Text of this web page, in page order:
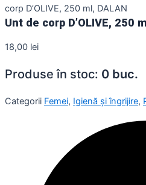
corp D’OLIVE, 250 ml, DALAN
Unt de corp D’OLIVE, 250
18,00 lei
Produse în stoc: 0 buc.
Categorii Femei, Igienă și îngrijire,